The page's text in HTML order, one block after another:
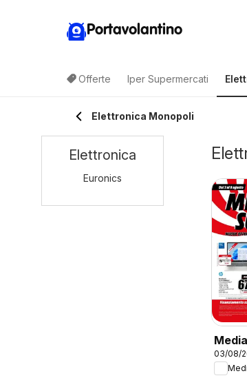
Portavolantino
Offerte Iper Supermercati
Elettronica Monopoli
03/08/
Elettronica
Euronics